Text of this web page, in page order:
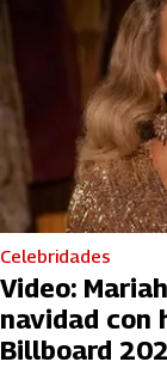
Celebridades
Video:
navidad con
Billboard